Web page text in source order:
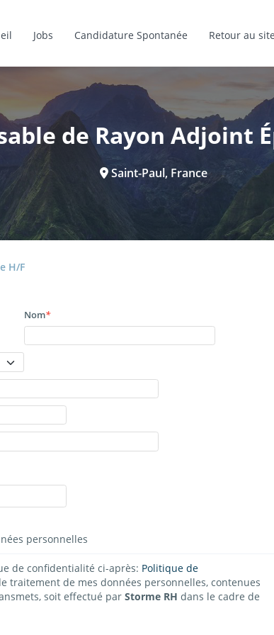
Jobs Candidature Spontanée Retour au site
de Rayon Adjoint
Saint-Paul, France
H/F
Nom*
personnelles
de confidentialité ci-après: Politique de
traitement de mes données personnelles, contenues
dans les documents de candidature que je transmets, soit effectué par Storme RH dans le cadre de